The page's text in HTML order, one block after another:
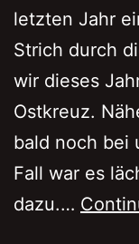
letzten Jahr
Strich durch
wir dieses
Ostkreuz.
bald noch bei
Fall war es
dazu.…